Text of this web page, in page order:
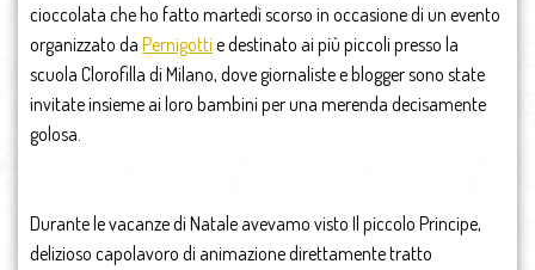
cioccolata che ho fatto martedì scorso in occasione di un evento
organizzato da Pernigotti e destinato ai più piccoli presso la
scuola Clorofilla di Milano, dove giornaliste e blogger sono state
invitate insieme ai loro bambini per una merenda decisamente
golosa.
Durante le vacanze di Natale avevamo visto Il piccolo Principe,
delizioso capolavoro di animazione direttamente tratto